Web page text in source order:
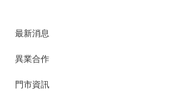
最新消息
異業合作
門市資訊